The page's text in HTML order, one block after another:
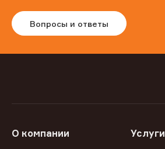
Вопросы и ответы
О компании Услуги